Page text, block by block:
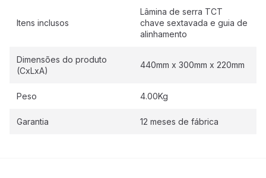
Itens inclusos
Lâmina de serra TCT
chave sextavada e guia de
alinhamento
Dimensões do produto
(CxLxA)
440mm x 300mm x 220mm
Peso 4.00Kg
Garantia 12 meses de fábrica